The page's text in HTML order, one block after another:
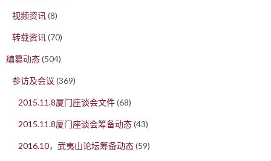
视频资讯(8)
转载资讯(70)
编纂动态(504)
参访及会议 (369)
2015.11.8厦门座谈会文件(68)
2015.11.8厦门座谈会筹备动态(43)
2016.10，武夷山论坛筹备动态(59)